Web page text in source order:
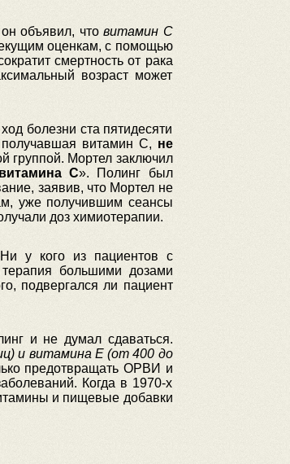
объявил, что витамин С
оценкам, с помощью
смертность от рака
возраст может
болезни ста пятидесяти
витамин С, не
группой. Мортел заключил
С». Полинг был
заявив, что Мортел не
уже получившим сеансы
доз химиотерапии.
у кого из пациентов с
большими дозами
подвергался ли пациент
и не думал сдаваться.
и витамина Е (от 400 до
предотвращать ОРВИ и
Когда в 1970-х
и пищевые добавки